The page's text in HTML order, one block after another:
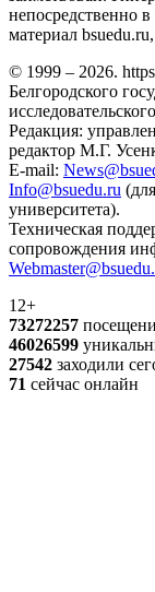
непосредственно
материал
© 1999 – 2026.
Белгородского
Редакция:
редактор М.Г.
E-mail:
Info@bsuedu.ru
университета).
Техническая
сопровождения
12+
73272257
46026599
27542 заходили
71 сейчас онлайн